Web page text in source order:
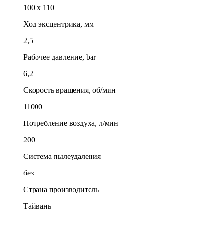
100 х 110
Ход эксцентрика, мм
2,5
Рабочее давление, bar
6,2
Скорость вращения, об/мин
11000
Потребление воздуха, л/мин
200
Система пылеудаления
без
Страна производитель
Тайвань